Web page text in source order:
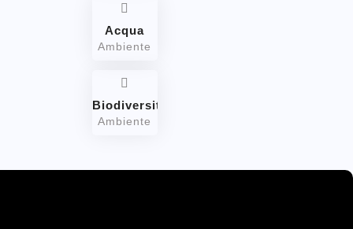
Acqua
Ambiente
Biodiversità
Ambiente